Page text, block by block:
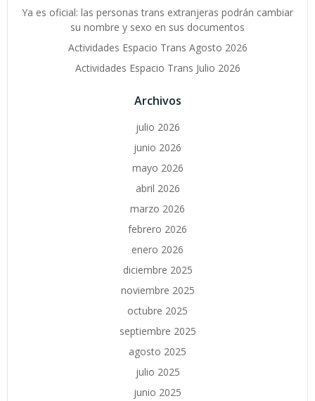
Ya es oficial: las personas trans extranjeras podrán cambiar
su nombre y sexo en sus documentos
Actividades Espacio Trans Agosto 2026
Actividades Espacio Trans Julio 2026
Archivos
julio 2026
junio 2026
mayo 2026
abril 2026
marzo 2026
febrero 2026
enero 2026
diciembre 2025
noviembre 2025
octubre 2025
septiembre 2025
agosto 2025
julio 2025
junio 2025